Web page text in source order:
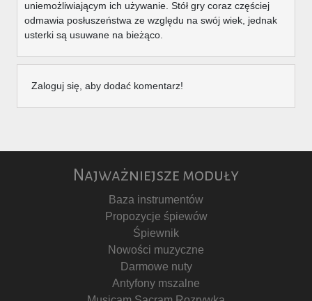
uniemożliwiającym ich używanie. Stół gry coraz częściej
odmawia posłuszeństwa ze względu na swój wiek, jednak
usterki są usuwane na bieżąco.
Zaloguj się, aby dodać komentarz!
Najważniejsze moduły
Baza instrumentów
Propozycje śpiewów
Śpiewnik
Nowości muzyczne
Darmowe nuty
Antyfony mszalne